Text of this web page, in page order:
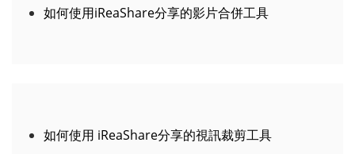
如何使用iReaShare分享的視訊修剪工具